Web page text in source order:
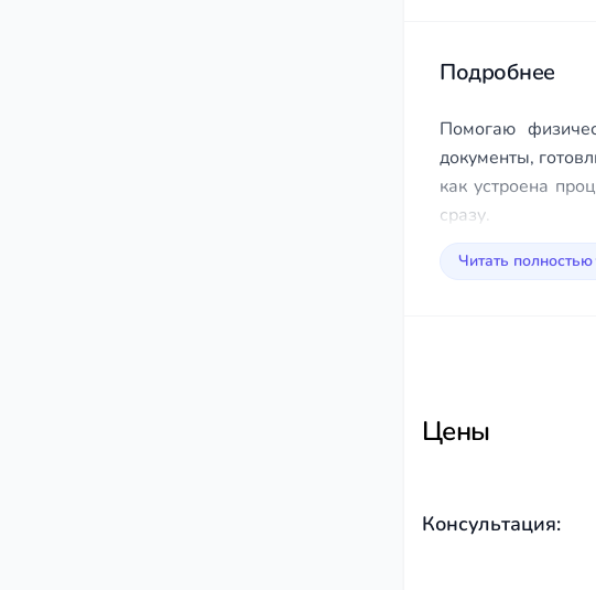
Подробнее
Помогаю
документы,
как устроена
сразу.
Читать полностью
Цены
Консультация: